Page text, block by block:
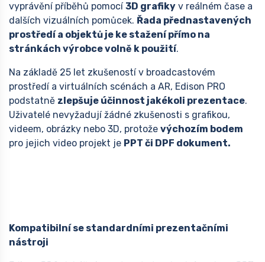
vyprávění příběhů pomocí3D grafiky v reálném čase a
dalších vizuálních pomůcek. Řada přednastavených
prostředí a objektů je ke stažení přímo na
stránkách výrobce volně k použití.
Na základě 25 let zkušeností v broadcastovém
prostředí a virtuálních scénách a AR, Edison PRO
podstatně zlepšuje účinnost jakékoli prezentace.
Uživatelé nevyžadují žádné zkušenosti s grafikou,
videem, obrázky nebo 3D, protože výchozím bodem
pro jejich video projekt je PPT či DPF dokument.
Kompatibilní se standardními prezentačními
nástroji